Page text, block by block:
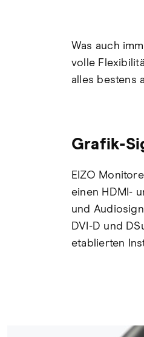
Was auch
volle
alles bestens
Grafik-
EIZO
einen HDMI-
und
DVI-D und
etablierten